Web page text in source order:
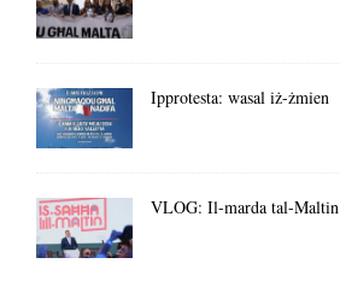
Ipprotesta: wasal iż-żmien
VLOG: Il-marda tal-Maltin